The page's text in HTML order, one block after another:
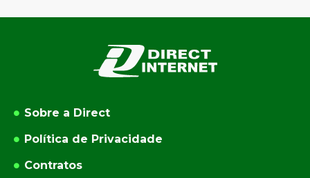
Sobre a Direct
Política de Privacidade
Contratos